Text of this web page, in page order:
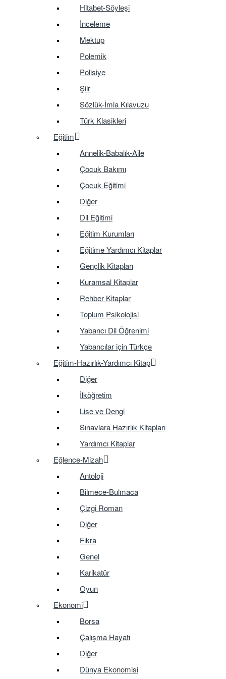
Hitabet-Söyleşi
İnceleme
Mektup
Polemik
Polisiye
Şiir
Sözlük-İmla Kılavuzu
Türk Klasikleri
Eğitim
Annelik-Babalık-Aile
Çocuk Bakımı
Çocuk Eğitimi
Diğer
Dil Eğitimi
Eğitim Kurumları
Eğitime Yardımcı Kitaplar
Gençlik Kitapları
Kuramsal Kitaplar
Rehber Kitaplar
Toplum Psikolojisi
Yabancı Dil Öğrenimi
Yabancılar için Türkçe
Eğitim-Hazırlık-Yardımcı Kitap
Diğer
İlköğretim
Lise ve Dengi
Sınavlara Hazırlık Kitapları
Yardımcı Kitaplar
Eğlence-Mizah
Antoloji
Bilmece-Bulmaca
Çizgi Roman
Diğer
Fıkra
Genel
Karikatür
Oyun
Ekonomi
Borsa
Çalışma Hayatı
Diğer
Dünya Ekonomisi